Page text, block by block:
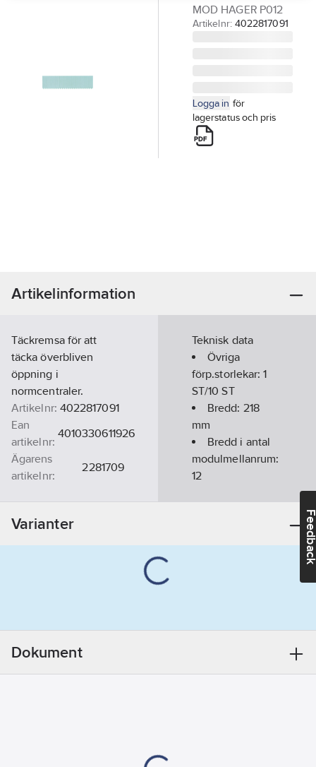
MOD HAGER P012
Artikelnr: 4022817091
Logga in för
lagerstatus och pris
Artikelinformation
Täckremsa för att
täcka överbliven
öppning i
normcentraler.
Artikelnr: 4022817091
Ean
artikelnr:
4010330611926
Ägarens
artikelnr:
2281709
Teknisk data
Övriga
förp.storlekar:1
ST/10 ST
Bredd: 218
mm
Bredd i antal
modulmellanrum:
12
Höjd:54mm
Varianter
Dokument